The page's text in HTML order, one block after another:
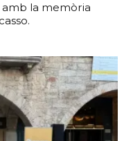
amb la memòria